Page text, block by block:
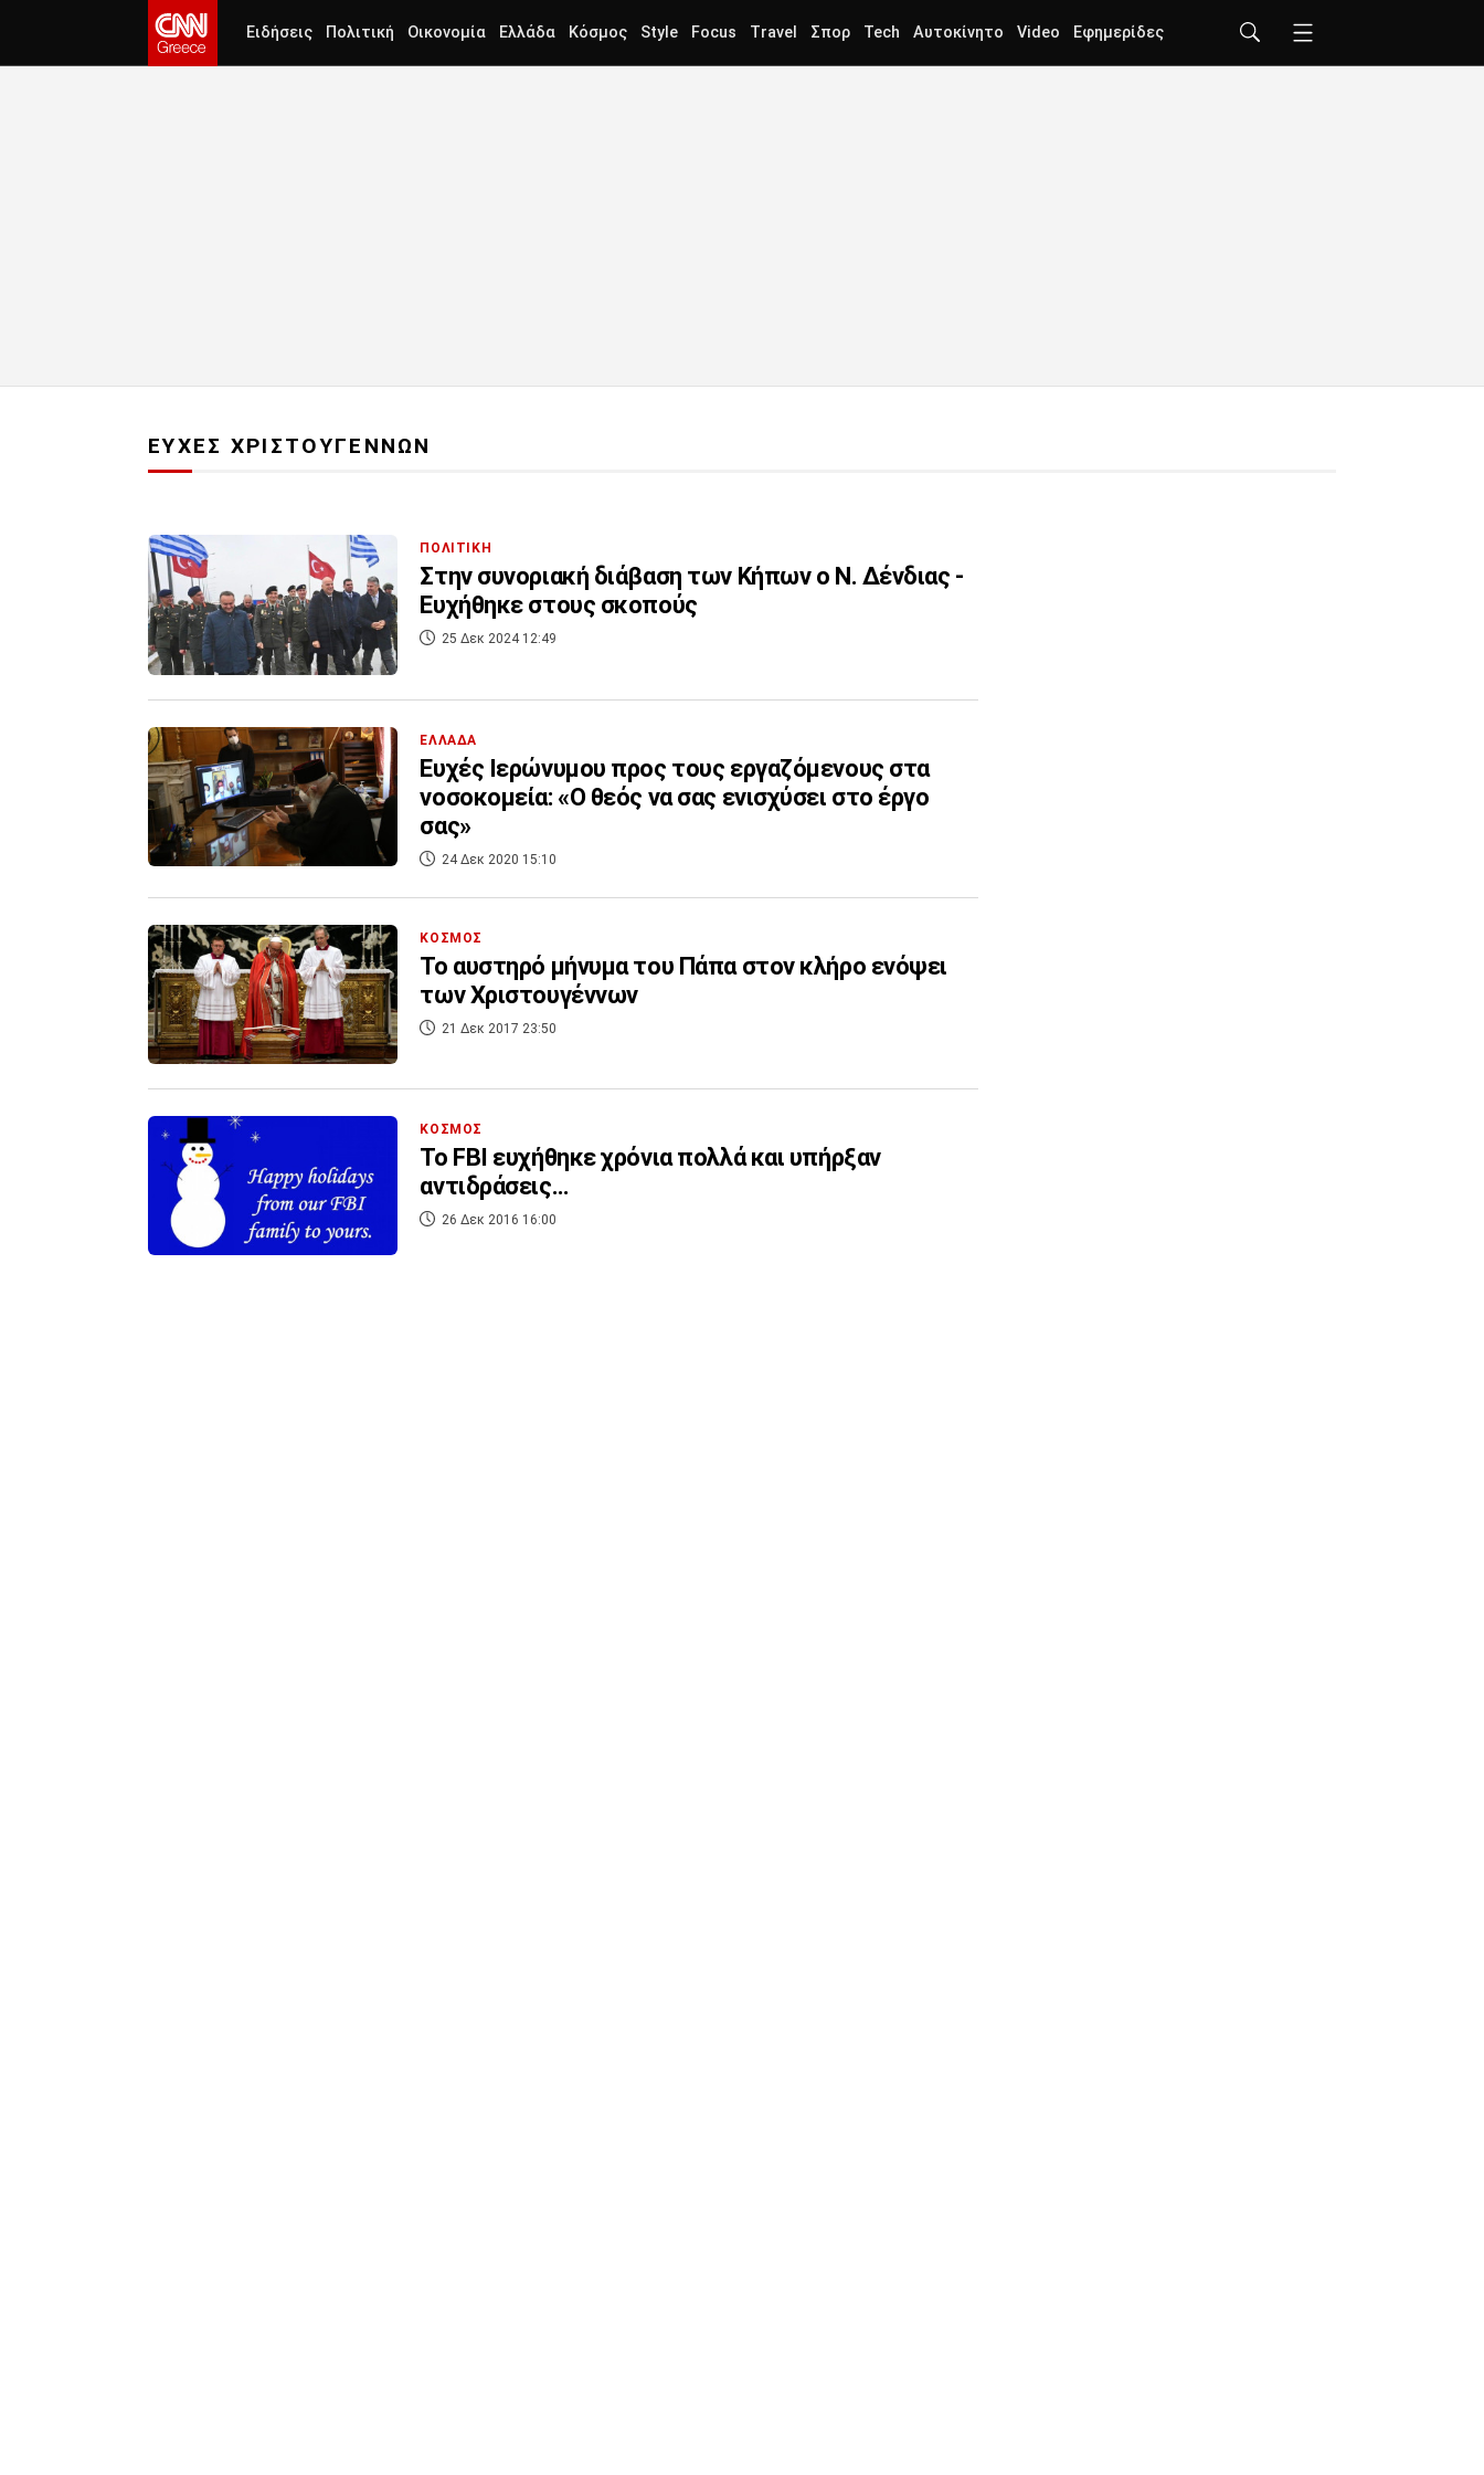
Ειδήσεις Πολιτική Οικονομία Ελλάδα Κόσμος Style Focus Travel Σπορ Tech Αυτοκίνητο Video Εφημερίδες
ΕΥΧΕΣ ΧΡΙΣΤΟΥΓΕΝΝΩΝ
ΠΟΛΙΤΙΚΗ
Στην συνοριακή διάβαση των Κήπων ο Ν. Δένδιας -
Ευχήθηκε στους σκοπούς
25 Δεκ 2024 12:49
ΕΛΛΑΔΑ
Ευχές Ιερώνυμου προς τους εργαζόμενους στα
νοσοκομεία: «Ο θεός να σας ενισχύσει στο έργο
σας»
24 Δεκ 2020 15:10
ΚΟΣΜΟΣ
Το αυστηρό μήνυμα του Πάπα στον κλήρο ενόψει
των Χριστουγέννων
21 Δεκ 2017 23:50
ΚΟΣΜΟΣ
Το FBI ευχήθηκε χρόνια πολλά και υπήρξαν
αντιδράσεις…
26 Δεκ 2016 16:00